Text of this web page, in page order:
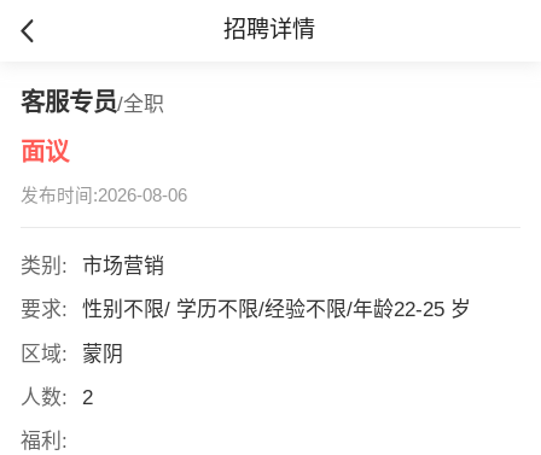
招聘详情
客服专员/全职
面议
发布时间:2026-08-06
类别:
市场营销
要求:
性别不限/ 学历不限/经验不限/年龄22-25 岁
区域:
蒙阴
人数:
2
福利: